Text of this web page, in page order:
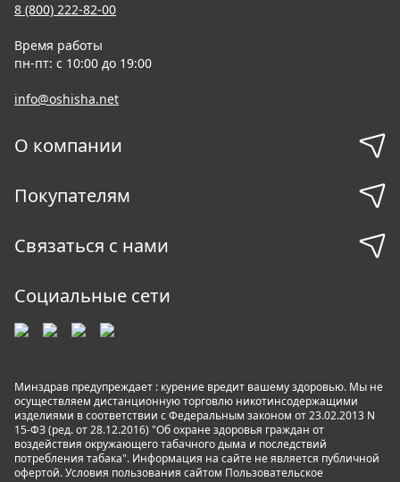
8 (800) 222-82-00
Время работы
пн-пт: с 10:00 до 19:00
info@oshisha.net
О компании
Покупателям
Связаться с нами
Социальные сети
Минздрав предупреждает : курение вредит вашему здоровью. Мы не
осуществляем дистанционную торговлю никотинсодержащими
изделиями в соответствии с Федеральным законом от 23.02.2013 N
15-ФЗ (ред. от 28.12.2016) "Об охране здоровья граждан от
воздействия окружающего табачного дыма и последствий
потребления табака". Информация на сайте не является публичной
офертой. Условия пользования сайтом Пользовательское